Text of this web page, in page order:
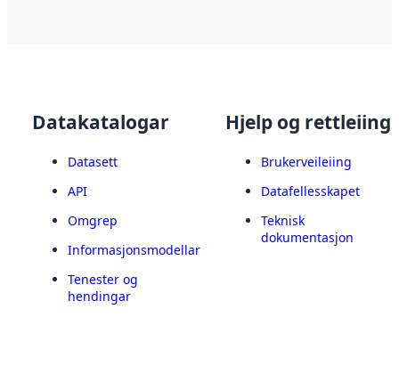
Datakatalogar
Datasett
API
Omgrep
Informasjonsmodellar
Tenester og
hendingar
Hjelp og rettleiing
Brukerveileiing
Datafellesskapet
Teknisk
dokumentasjon